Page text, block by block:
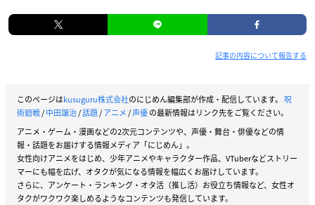
記事の内容について報告する
このページはkusuguru株式会社のにじめん編集部が作成・配信しています。 呪
術廻戦/中田譲治/話題/アニメ/声優の最新情報はリンク先をご覧ください。
アニメ・ゲーム・漫画などの2次元コンテンツや、声優・舞台・俳優などの情
報・話題をお届けする情報メディア「にじめん」。
女性向けアニメをはじめ、少年アニメやキャラクター作品、VTuberなどストリー
マーにも幅を広げ、オタクが気になる情報を幅広くお届けしています。
さらに、アンケート・ランキング・オタ活（推し活）お役立ち情報など、女性オ
タクがワクワク楽しめるようなコンテンツも発信しています。